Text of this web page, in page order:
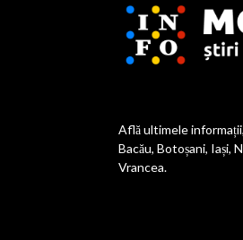
Află ultimele
Bacău, Botoșani, Iași,
Vrancea.